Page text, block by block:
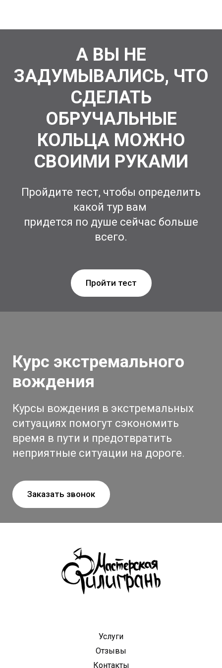
А ВЫ НЕ
ЗАДУМЫВАЛИСЬ, ЧТО
СДЕЛАТЬ
ОБРУЧАЛЬНЫЕ
КОЛЬЦА МОЖНО
СВОИМИ РУКАМИ
Пройдите тест, чтобы определить
какой тур вам
придется по душе сейчас больше
всего.
Пройти тест
Курс экстремального
вождения
Курсы вождения в экстремальных
ситуациях помогут сэкономить
время в пути и предотвратить
неприятные ситуации на дороге.
Заказать звонок
Услуги
Отзывы
Контакты